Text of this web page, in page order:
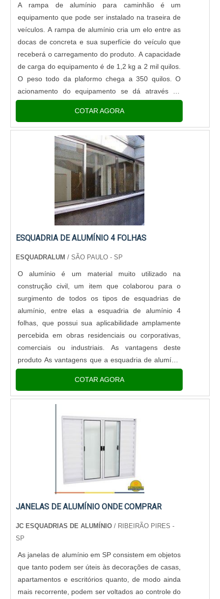
A rampa de alumínio para caminhão é um
equipamento que pode ser instalado na traseira de
veículos. A rampa de alumínio cria um elo entre as
docas de concreta e sua superfície do veículo que
receberá o carregamento do produto. A capacidade
de carga do equipamento é de 1,2 kg a 2 mil quilos.
O peso todo da plaformo chega a 350 quilos. O
acionamento do equipamento se dá através da
caminhão. O seu sist....
COTAR AGORA
ESQUADRIA DE ALUMÍNIO 4 FOLHAS
ESQUADRALUM / SÃO PAULO - SP
O alumínio é um material muito utilizado na
construção civil, um item que colaborou para o
surgimento de todos os tipos de esquadrias de
alumínio, entre elas a esquadria de alumínio 4
folhas, que possui sua aplicabilidade amplamente
percebida em obras residenciais ou corporativas,
comerciais ou industriais. As vantagens deste
produto As vantagens que a esquadria de alumínio
e também limpeza do ....
COTAR AGORA
JANELAS DE ALUMÍNIO ONDE COMPRAR
JC ESQUADRIAS DE ALUMÍNIO / RIBEIRÃO PIRES -
SP
As janelas de alumínio em SP consistem em objetos
que tanto podem ser úteis às decorações de casas,
apartamentos e escritórios quanto, de modo ainda
mais recorrente, podem ser voltados ao controle do